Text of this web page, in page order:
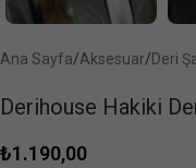
Ana Sayfa/Aksesuar/Deri
Derihouse Hakiki
₺1.190,00